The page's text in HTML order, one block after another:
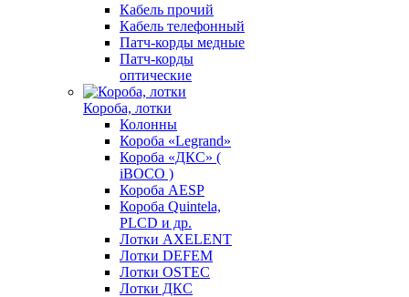
Кабель прочий
Кабель телефонный
Патч-корды медные
Патч-корды
оптические
Короба, лотки
Колонны
Короба «Legrand»
Короба «ДКС» (
iBOCO )
Короба AESP
Короба Quintela,
PLCD и др.
Лотки AXELENT
Лотки DEFEM
Лотки OSTEC
Лотки ДКС